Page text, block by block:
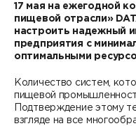
СМИ о нас
знаниям
Учебные курсы
Сертификация
Партнерство с
Центр экспертизы
Документация
17 мая на ежегодной
пищевой отрасли»
настроить надежный
предприятия с
оптимальными
Количество систем,
пищевой
Подтверждение этому
взгляде на все